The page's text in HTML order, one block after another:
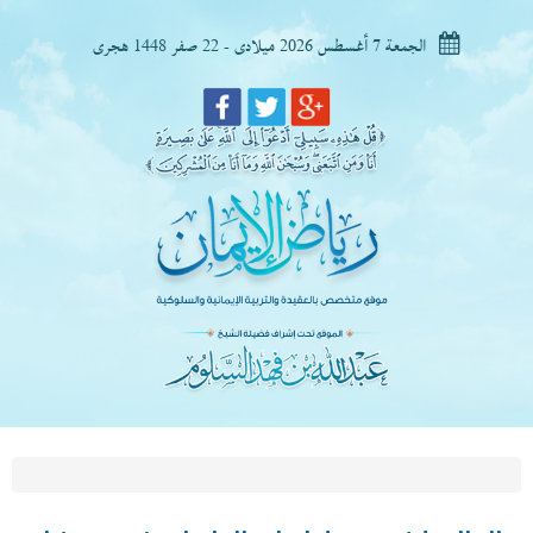
الجمعة 7 أغسطس 2026 ميلادى - 22 صفر 1448 هجرى